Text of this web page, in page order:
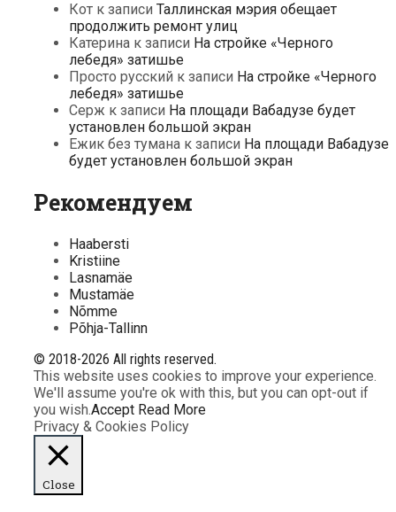
Кот к записи Таллинская мэрия обещает
продолжить ремонт улиц
Катерина к записи На стройке «Черного
лебедя» затишье
Просто русский к записи На стройке «Черного
лебедя» затишье
Серж к записи На площади Вабадузе будет
установлен большой экран
Ежик без тумана к записи На площади Вабадузе
будет установлен большой экран
Рекомендуем
Haabersti
Kristiine
Lasnamäe
Mustamäe
Nõmme
Põhja-Tallinn
© 2018-2026 All rights reserved.
This website uses cookies to improve your experience.
We'll assume you're ok with this, but you can opt-out if
you wish.Accept Read More
Privacy & Cookies Policy
Close